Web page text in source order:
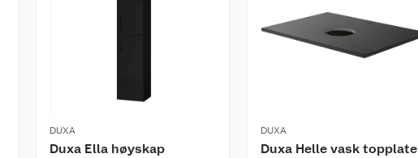
DUXA
Duxa Ella høyskap
DUXA
Duxa Helle vask topplate